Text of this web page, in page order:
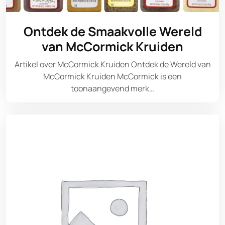
Ontdek de Smaakvolle Wereld
van McCormick Kruiden
Artikel over McCormick Kruiden Ontdek de Wereld van
McCormick Kruiden McCormick is een
toonaangevend merk…